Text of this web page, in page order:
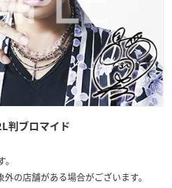
判ブロマイド
の店舗がある場合がございます。